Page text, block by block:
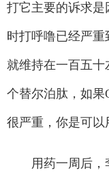
打它主要的诉求是
时打呼噜已经严
就维持在一百五
个替尔泊肽，如果
很严重，你是可以
用药一周后，李